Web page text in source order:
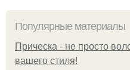
Популярные материалы
Прическа - не просто
вашего стиля!